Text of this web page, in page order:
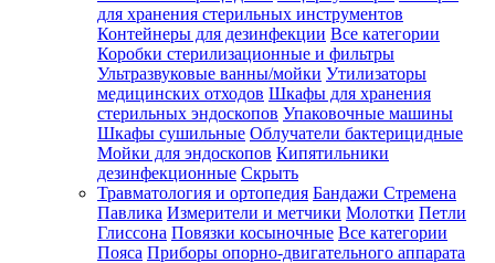
для хранения стерильных инструментов
Контейнеры для дезинфекции Все категории
Коробки стерилизационные и фильтры
Ультразвуковые ванны/мойки Утилизаторы
медицинских отходов Шкафы для хранения
стерильных эндоскопов Упаковочные машины
Шкафы сушильные Облучатели бактерицидные
Мойки для эндоскопов Кипятильники
дезинфекционные Скрыть
Травматология и ортопедия Бандажи Стремена
Павлика Измерители и метчики Молотки Петли
Глиссона Повязки косыночные Все категории
Пояса Приборы опорно-двигательного аппарата